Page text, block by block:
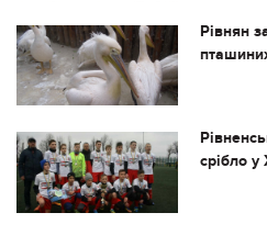
Рівнян
срібло